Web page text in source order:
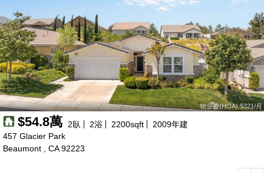
物业费(HOA):$321/月
$54.8萬 2臥 2浴 2200sqft 2009年建
457 Glacier Park
Beaumont , CA 92223